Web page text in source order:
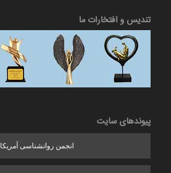
تندیس و افتخارات ما
پیوندهای سایت
انجمن روانشناسی آمریکا